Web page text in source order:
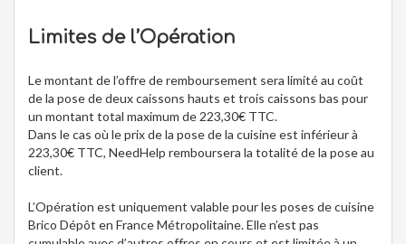
Limites de l’Opération
Le montant de l’offre de remboursement sera limité au coût
de la pose de deux caissons hauts et trois caissons bas pour
un montant total maximum de 223,30€ TTC.
Dans le cas où le prix de la pose de la cuisine est inférieur à
223,30€ TTC, NeedHelp remboursera la totalité de la pose au
client.
L’Opération est uniquement valable pour les poses de cuisine
Brico Dépôt en France Métropolitaine. Elle n’est pas